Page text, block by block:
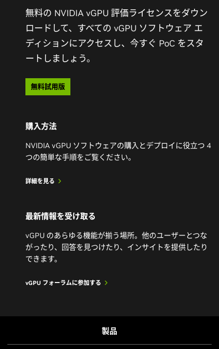
無料の NVIDIA vGPU 評価ライセンスをダウン
ロードして、すべての vGPU ソフトウェア エ
ディションにアクセスし、今すぐ PoC をスタ
ートしましょう。
無料試用版
購入方法
NVIDIA vGPU ソフトウェアの購入とデプロイに役立つ 4
つの簡単な手順をご覧ください。
詳細を見る
最新情報を受け取る
vGPU のあらゆる機能が揃う場所。他のユーザーとつな
がったり、回答を見つけたり、インサイトを提供したり
できます。
vGPU フォーラムに参加する
製品